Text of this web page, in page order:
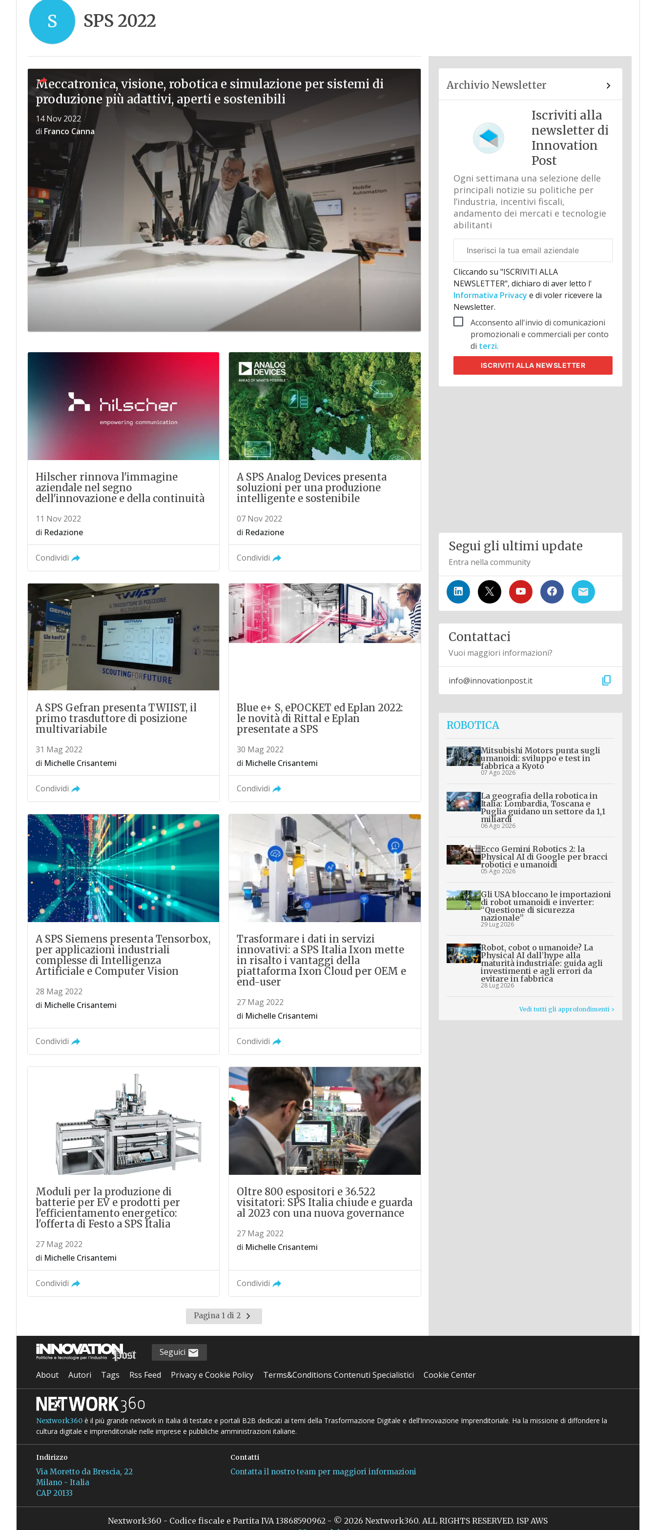
S SPS 2022
Meccatronica, visione, robotica e simulazione per sistemi di
produzione più adattivi, aperti e sostenibili
14 Nov 2022
di Franco Canna
Hilscher rinnova l'immagine
aziendale nel segno
dell'innovazione e della continuità
11 Nov 2022
di Redazione
Condividi
A SPS Analog Devices presenta
soluzioni per una produzione
intelligente e sostenibile
07 Nov 2022
di Redazione
Condividi
A SPS Gefran presenta TWIIST, il
primo trasduttore di posizione
multivariabile
31 Mag 2022
di Michelle Crisantemi
Condividi
Blue e+ S, ePOCKET ed Eplan 2022:
le novità di Rittal e Eplan
presentate a SPS
30 Mag 2022
di Michelle Crisantemi
Condividi
A SPS Siemens presenta Tensorbox,
per applicazioni industriali
complesse di Intelligenza
Artificiale e Computer Vision
28 Mag 2022
di Michelle Crisantemi
Condividi
Trasformare i dati in servizi
innovativi: a SPS Italia Ixon mette
in risalto i vantaggi della
piattaforma Ixon Cloud per OEM e
end-user
27 Mag 2022
di Michelle Crisantemi
Condividi
Moduli per la produzione di
batterie per EV e prodotti per
l'efficientamento energetico:
l'offerta di Festo a SPS Italia
27 Mag 2022
di Michelle Crisantemi
Condividi
Oltre 800 espositori e 36.522
visitatori: SPS Italia chiude e guarda
al 2023 con una nuova governance
27 Mag 2022
di Michelle Crisantemi
Condividi
Pagina 1 di 2
Pagina
successiva
Archivio Newsletter
Iscriviti alla
newsletter di
Innovation
Post
Ogni settimana una selezione delle
principali notizie su politiche per
l’industria, incentivi fiscali,
andamento dei mercati e tecnologie
abilitanti
aziendale
Cliccando su "ISCRIVITI ALLA
NEWSLETTER", dichiaro di aver letto l'
Informativa Privacy e di voler ricevere la
Newsletter.
Acconsento all'invio di comunicazioni
promozionali e commerciali per conto
di terzi.
ISCRIVITI ALLA NEWSLETTER
Segui gli ultimi update
Entra nella community
Contattaci
Vuoi maggiori informazioni?
info@innovationpost.it content_copy
ROBOTICA
Mitsubishi Motors punta sugli
umanoidi: sviluppo e test in
fabbrica a Kyoto
07 Ago 2026
La geografia della robotica in
Italia: Lombardia, Toscana e
Puglia guidano un settore da 1,1
miliardi
06 Ago 2026
Ecco Gemini Robotics 2: la
Physical AI di Google per bracci
robotici e umanoidi
05 Ago 2026
Gli USA bloccano le importazioni
di robot umanoidi e inverter:
“Questione di sicurezza
nazionale”
29 Lug 2026
Robot, cobot o umanoide? La
Physical AI dall’hype alla
maturità industriale: guida agli
investimenti e agli errori da
evitare in fabbrica
28 Lug 2026
Vedi tutti gli approfondimenti >
Seguici
About Autori Tags Rss Feed Privacy e Cookie Policy Terms&Conditions Contenuti Specialistici Cookie Center
Nextwork360è il più grande network in Italia di testate e portali B2B dedicati ai temi della Trasformazione Digitale e dell’Innovazione Imprenditoriale. Ha la missione di diffondere la
cultura digitale e imprenditoriale nelle imprese e pubbliche amministrazioni italiane.
Indirizzo
Via Moretto da Brescia, 22
Milano - Italia
CAP 20133
Contatti
Contatta il nostro team per maggiori informazioni
Nextwork360 - Codice fiscale e Partita IVA 13868590962 - © 2026 Nextwork360. ALL RIGHTS RESERVED. ISP AWS